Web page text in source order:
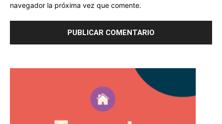
navegador la próxima vez que comente.